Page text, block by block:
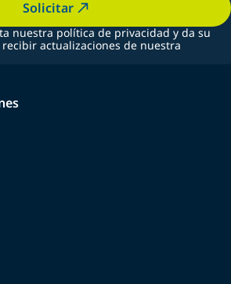
Solicitar
nuestra política de privacidad y da su
actualizaciones de nuestra